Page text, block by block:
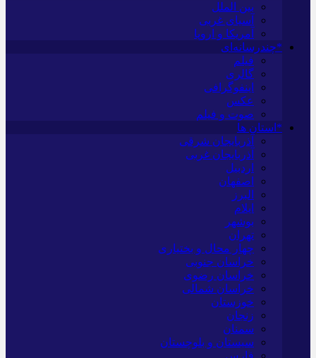
بین الملل
آسیای غربی
آمریکا و اروپا
*چندرسانه‌ای
فیلم
گالری
اینفوگرافی
عکس
صوت و فیلم
*استان ها
آذربایجان شرقی
آذربایجان غربی
اردبیل
اصفهان
البرز
ایلام
بوشهر
تهران
چهار محال و بختیاری
خراسان جنوبی
خراسان رضوی
خراسان شمالی
خوزستان
زنجان
سمنان
سیستان و بلوچستان
فارس